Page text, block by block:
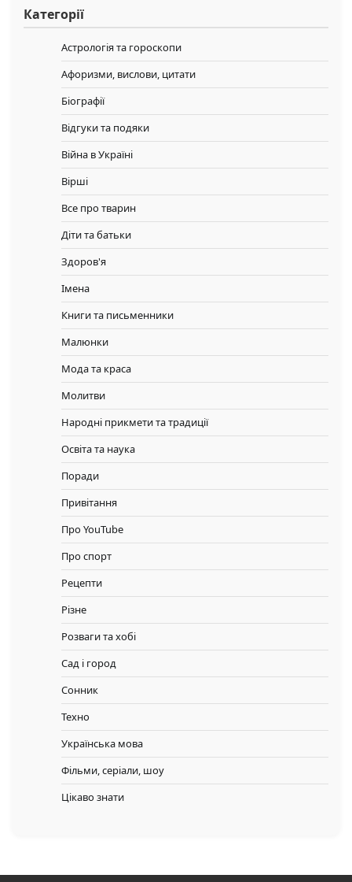
Категорії
Астрологія та гороскопи
Афоризми, вислови, цитати
Біографії
Відгуки та подяки
Війна в Україні
Вірші
Все про тварин
Діти та батьки
Здоров'я
Імена
Книги та письменники
Малюнки
Мода та краса
Молитви
Народні прикмети та традиції
Освіта та наука
Поради
Привітання
Про YouTube
Про спорт
Рецепти
Різне
Розваги та хобі
Сад і город
Сонник
Техно
Українська мова
Фільми, серіали, шоу
Цікаво знати